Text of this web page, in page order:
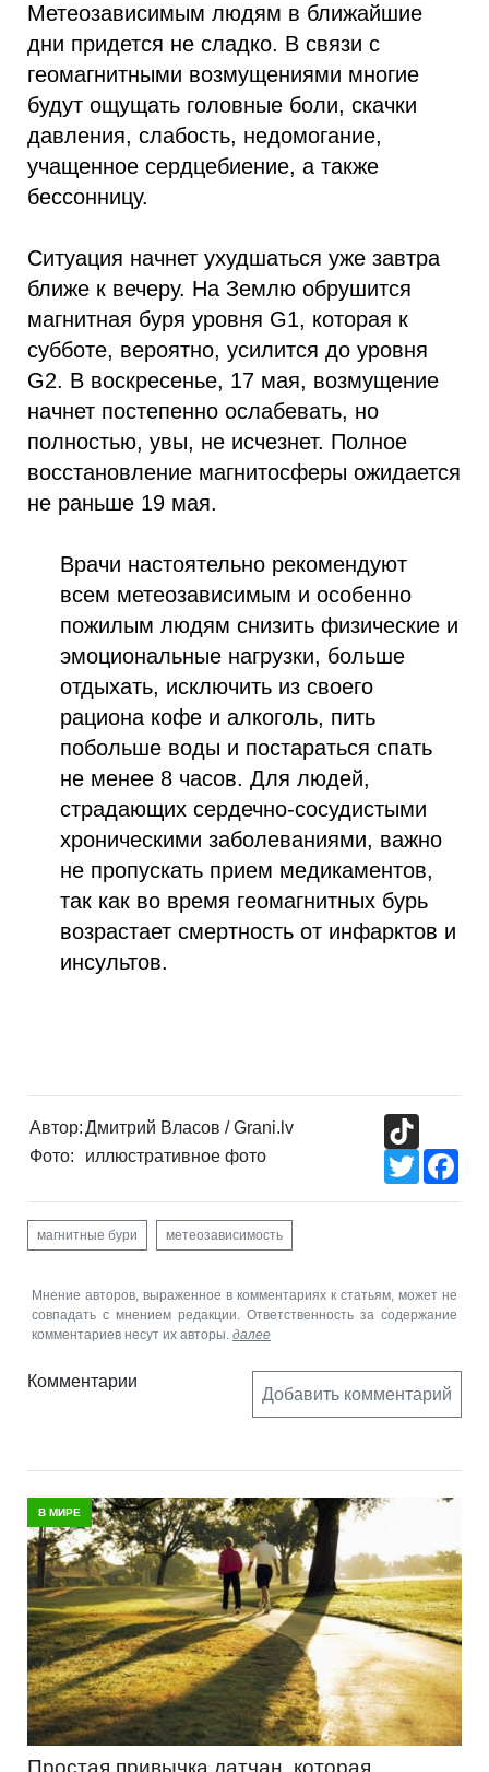
Метеозависимым людям в ближайшие
дни придется не сладко. В связи с
геомагнитными возмущениями многие
будут ощущать головные боли, скачки
давления, слабость, недомогание,
учащенное сердцебиение, а также
бессонницу.
Ситуация начнет ухудшаться уже завтра
ближе к вечеру. На Землю обрушится
магнитная буря уровня G1, которая к
субботе, вероятно, усилится до уровня
G2. В воскресенье, 17 мая, возмущение
начнет постепенно ослабевать, но
полностью, увы, не исчезнет. Полное
восстановление магнитосферы ожидается
не раньше 19 мая.
Врачи настоятельно рекомендуют
всем метеозависимым и особенно
пожилым людям снизить физические и
эмоциональные нагрузки, больше
отдыхать, исключить из своего
рациона кофе и алкоголь, пить
побольше воды и постараться спать
не менее 8 часов. Для людей,
страдающих сердечно-сосудистыми
хроническими заболеваниями, важно
не пропускать прием медикаментов,
так как во время геомагнитных бурь
возрастает смертность от инфарктов и
инсультов.
Автор:Дмитрий Власов / Grani.lv
Фото:
иллюстративное фото
Twitter
магнитные бури метеозависимость
Мнение авторов, выраженное в комментариях к статьям, может не
совпадать с мнением редакции. Ответственность за содержание
комментариев несут их авторы. далее
Комментарии
Добавить комментарий
В МИРЕ
Простая привычка датчан, которая